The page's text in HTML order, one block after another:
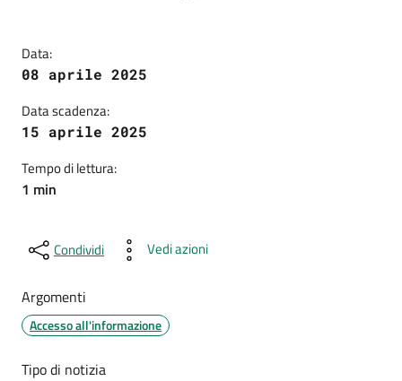
Data:
08 aprile 2025
Data scadenza:
15 aprile 2025
Tempo di lettura:
1 min
Condividi Vedi azioni
Argomenti
Accesso all'informazione
Tipo di notizia